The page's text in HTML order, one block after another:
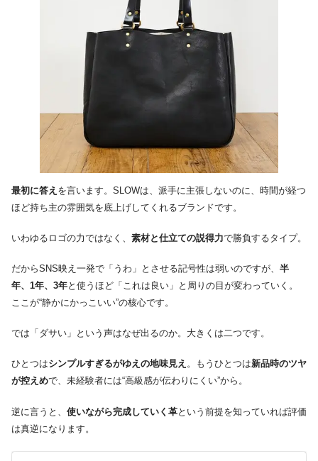
最初に答え を言います。SLOWは、派手に主張しないのに、時間が経つ
ほど持ち主の雰囲気を底上げしてくれるブランドです。
いわゆるロゴの力ではなく、 素材と仕立ての説得力で勝負するタイプ。
だからSNS映え一発で「うわ」とさせる記号性は弱いのですが、 半
年、1年、3年と使うほど「これは良い」と周りの目が変わっていく。
ここが“静かにかっこいい”の核心です。
では「ダサい」という声はなぜ出るのか。大きくは二つです。
ひとつはシンプルすぎるがゆえの地味見え 。もうひとつは新品時のツヤ
が控えめで、未経験者には“高級感が伝わりにくい”から。
逆に言うと、 使いながら完成していく革という前提を知っていれば評価
は真逆になります。